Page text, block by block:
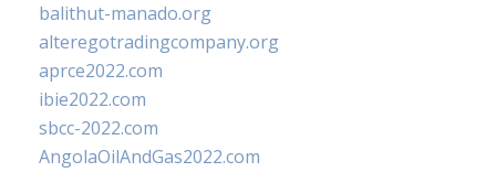
balithut-manado.org
alteregotradingcompany.org
aprce2022.com
ibie2022.com
sbcc-2022.com
AngolaOilAndGas2022.com